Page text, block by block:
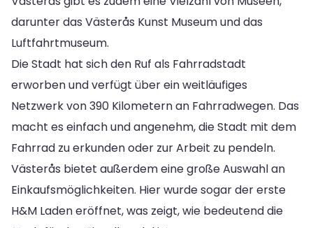
darunter das Västerås Kunst Museum und das
Luftfahrtmuseum.
Die Stadt hat sich den Ruf als Fahrradstadt
erworben und verfügt über ein weitläufiges
Netzwerk von 390 Kilometern an Fahrradwegen. Das
macht es einfach und angenehm, die Stadt mit dem
Fahrrad zu erkunden oder zur Arbeit zu pendeln.
Västerås bietet außerdem eine große Auswahl an
Einkaufsmöglichkeiten. Hier wurde sogar der erste
H&M Laden eröffnet, was zeigt, wie bedeutend die